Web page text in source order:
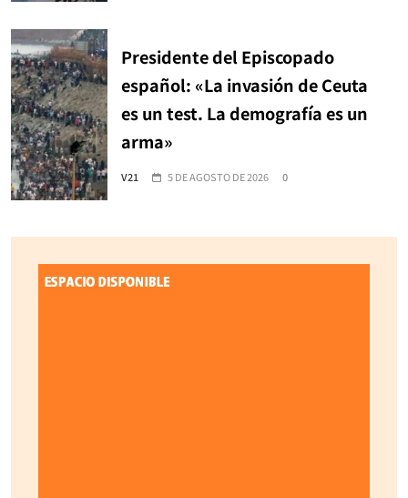
Presidente del Episcopado
español: «La invasión de Ceuta
es un test. La demografía es un
arma»
V21 5 DE AGOSTO DE 2026 0